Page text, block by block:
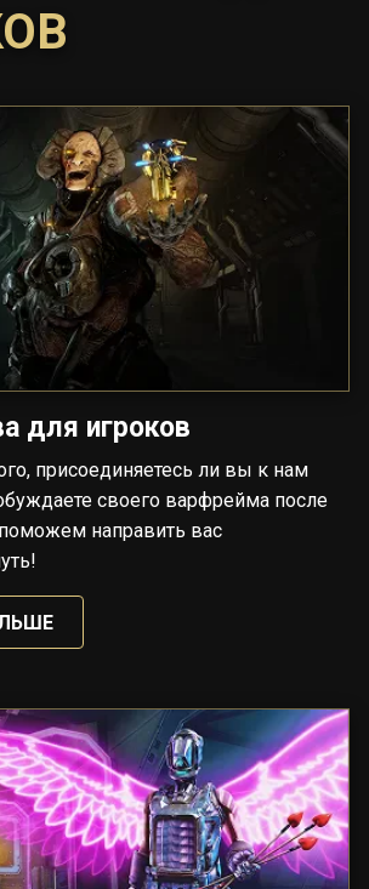
для игроков
присоединяетесь ли вы к нам
своего варфрейма после
направить вас